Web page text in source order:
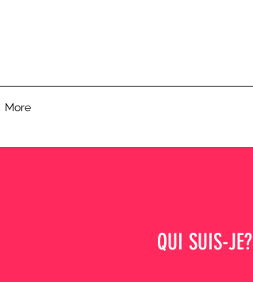
More
QUI SUIS-JE?